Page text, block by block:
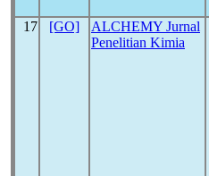
17 [GO]
ALCHEMY Jurnal
Penelitian Kimia